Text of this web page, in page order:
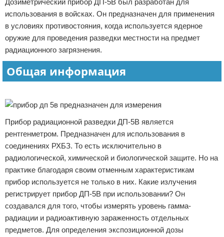
Начало бизнеса
Обзоры услуг
Самосовершенствование
Деловое общение
Менеджмент
Отказ от ответственности
Дозиметрический прибор ДП-5В был разработан для
использования в войсках. Он предназначен для применения
в условиях противостояния, когда используется ядерное
оружие для проведения разведки местности на предмет
радиационного загрязнения.
Общая информация
Прибор радиационной разведки ДП-5В является
рентгенметром. Предназначен для использования в
соединениях РХБЗ. То есть исключительно в
радиологической, химической и биологической защите. Но на
практике благодаря своим отменным характеристикам
прибор используется не только в них. Какие излучения
регистрирует прибор ДП-5В при использовании? Он
создавался для того, чтобы измерять уровень гамма-
радиации и радиоактивную зараженность отдельных
предметов. Для определения экспозиционной дозы